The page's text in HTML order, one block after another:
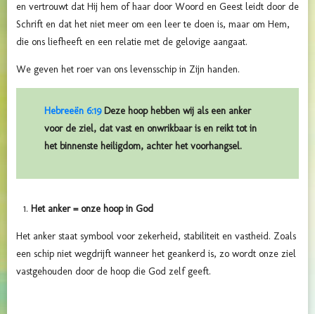
en vertrouwt dat Hij hem of haar door Woord en Geest leidt door de
Schrift en dat het niet meer om een leer te doen is, maar om Hem,
die ons liefheeft en een relatie met de gelovige aangaat.
We geven het roer van ons levensschip in Zijn handen.
Hebreeën 6:19Deze hoop hebben wij als een anker
voor de ziel, dat vast en onwrikbaar is en reikt tot in
het binnenste heiligdom, achter het voorhangsel.
Het anker = onze hoop in God
Het anker staat symbool voor zekerheid, stabiliteit en vastheid. Zoals
een schip niet wegdrijft wanneer het geankerd is, zo wordt onze ziel
vastgehouden door de hoop die God zelf geeft.